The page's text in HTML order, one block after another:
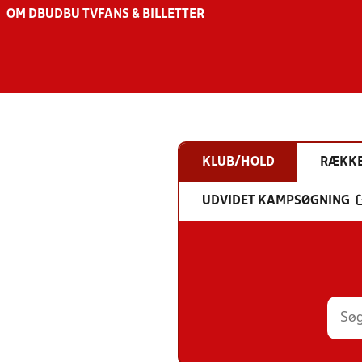
OM DBU DBU TV FANS & BILLETTER
KLUB/HOLD
UDVIDET KAMPSØGNING